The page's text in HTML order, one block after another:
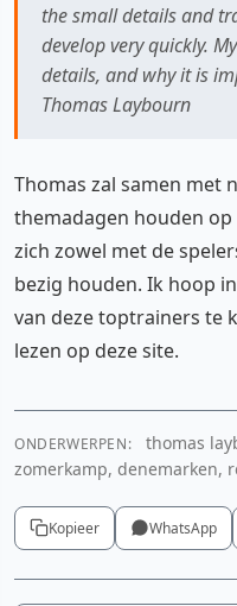
the small details and
develop very quickly.
details, and why it is
Thomas Laybourn
Thomas zal samen met
themadagen houden op
zich zowel met de
bezig houden. Ik hoop
van deze toptrainers te
lezen op deze site.
ONDERWERPEN:
thomas
zomerkamp, denemarken,
Kopieer WhatsApp